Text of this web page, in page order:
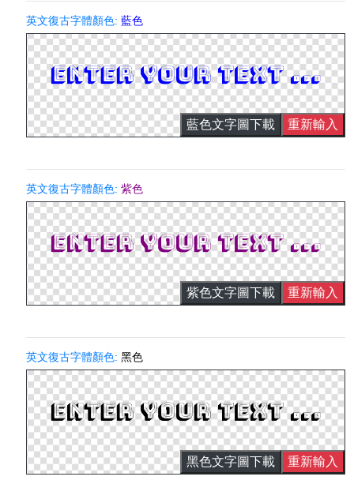
英文復古字體顏色:藍色
藍色文字圖下載 重新輸入
英文復古字體顏色:紫色
紫色文字圖下載 重新輸入
英文復古字體顏色:黑色
黑色文字圖下載 重新輸入